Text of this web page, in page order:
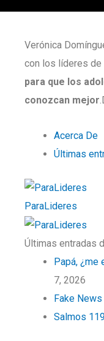
Verónica
con los líderes de
para que los
conozcan mejor
Acerca De
Últimas
ParaLideres
Últimas entradas
Papá,
7, 2026
Fake
Salmos